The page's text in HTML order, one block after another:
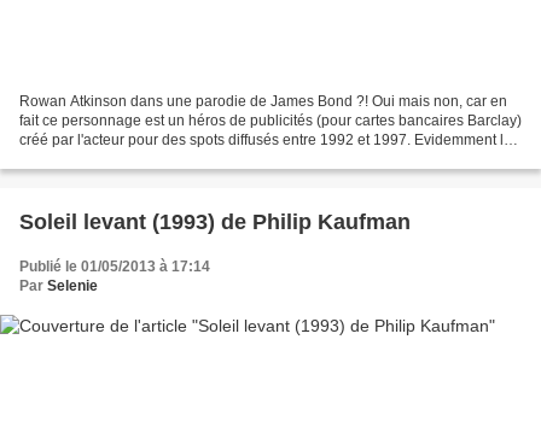
Rowan Atkinson dans une parodie de James Bond ?! Oui mais non, car en
fait ce personnage est un héros de publicités (pour cartes bancaires Barclay)
créé par l'acteur pour des spots diffusés entre 1992 et 1997. Evidemment le
Soleil levant (1993) de Philip Kaufman
Publié le 01/05/2013 à 17:14
Par Selenie